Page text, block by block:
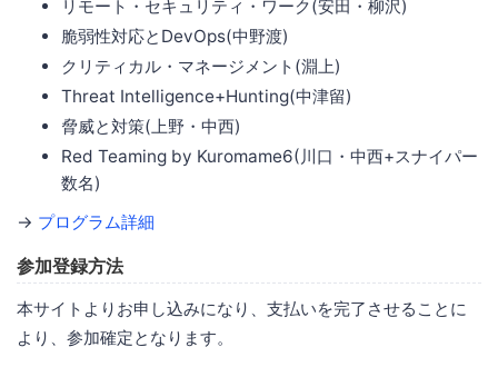
リモート・セキュリティ・ワーク(安田・柳沢)
脆弱性対応とDevOps(中野渡)
クリティカル・マネージメント(淵上)
Threat Intelligence+Hunting(中津留)
脅威と対策(上野・中西)
Red Teaming by Kuromame6(川口・中西+スナイパー
数名)
→ プログラム詳細
参加登録方法
本サイトよりお申し込みになり、支払いを完了させることに
より、参加確定となります。